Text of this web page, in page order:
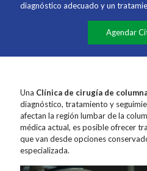
diagnóstico adecuado y un
Agendar
Una Clínica de cirugía de
diagnóstico, tratamiento y
afectan la región lumbar de la
médica actual, es posible ofrecer
que van desde opciones
especializada.